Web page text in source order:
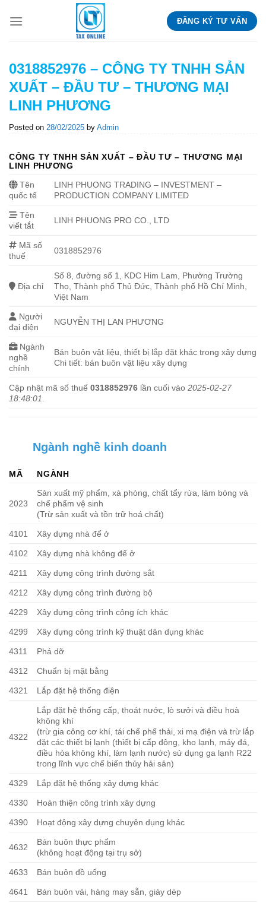
ĐĂNG KÝ TƯ VẤN
0318852976 – CÔNG TY TNHH SẢN
XUẤT – ĐẦU TƯ – THƯƠNG MẠI
LINH PHƯƠNG
Posted on 28/02/2025 by Admin
CÔNG TY TNHH SẢN XUẤT – ĐẦU TƯ – THƯƠNG MẠI
LINH PHƯƠNG
Tên
quốc tế
LINH PHUONG TRADING – INVESTMENT –
PRODUCTION COMPANY LIMITED
Tên
viết tắt
LINH PHUONG PRO CO., LTD
Mã số
thuế
0318852976
Địa chỉ
Số 8, đường số 1, KDC Him Lam, Phường Trường
Thọ, Thành phố Thủ Đức, Thành phố Hồ Chí Minh,
Việt Nam
Người
đại diện
NGUYỄN THỊ LAN PHƯƠNG
Ngành
nghề
chính
Bán buôn vật liệu, thiết bị lắp đặt khác trong xây dựng
Chi tiết: bán buôn vật liệu xây dựng
Cập nhật mã số thuế 0318852976 lần cuối vào 2025-02-27
18:48:01
Ngành nghề kinh doanh
MÃ NGÀNH
2023
Sản xuất mỹ phẩm, xà phòng, chất tẩy rửa, làm bóng và
chế phẩm vệ sinh
(Trừ sản xuất và tồn trữ hoá chất)
4101 Xây dựng nhà để ở
4102 Xây dựng nhà không để ở
4211 Xây dựng công trình đường sắt
4212 Xây dựng công trình đường bộ
4229 Xây dựng công trình công ích khác
4299 Xây dựng công trình kỹ thuật dân dụng khác
4311 Phá dỡ
4312 Chuẩn bị mặt bằng
4321 Lắp đặt hệ thống điện
4322
Lắp đặt hệ thống cấp, thoát nước, lò sưởi và điều hoà
không khí
(trừ gia công cơ khí, tái chế phế thải, xi mạ điện và trừ lắp
đặt các thiết bị lạnh (thiết bị cấp đông, kho lạnh, máy đá,
điều hòa không khí, làm lạnh nước) sử dụng ga lạnh R22
trong lĩnh vực chế biến thủy hải sản)
4329 Lắp đặt hệ thống xây dựng khác
4330 Hoàn thiện công trình xây dựng
4390 Hoạt động xây dựng chuyên dụng khác
4632
Bán buôn thực phẩm
(không hoạt động tại trụ sở)
4633 Bán buôn đồ uống
4641 Bán buôn vải, hàng may sẵn, giày dép